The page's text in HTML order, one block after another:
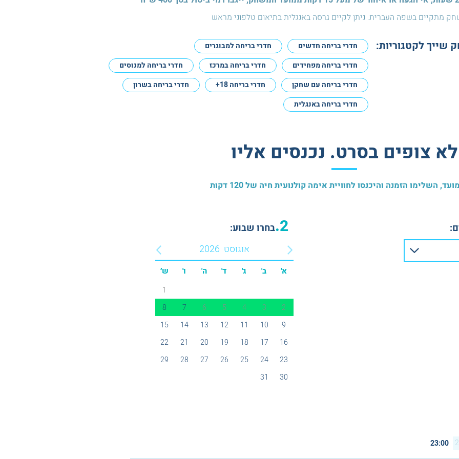
מתקיים בשפה העברית. ניתן לקיים גרסה באנגלית בתיאום טלפוני מראש
שייך לקטגוריות: חדרי בריחה חדשים
חדרי בריחה למבוגרים
חדרי בריחה מפחידים
חדרי בריחה במרכז
חדרי בריחה למנוסים
חדרי בריחה עם שחקן
חדרי בריחה 18+
חדרי בריחה בשרון
חדרי בריחה באנגלית
לא צופים בסרט. נכנסים אליו
השלימו הזמנה והיכנסו לחוויית אימה קולנועית חיה של 120 דקות
2. בחרו שבוע:
אוגוסט 2026
א' ב' ג' ד' ה' ו' ש׳
1
2
3
4
5
6
7
8
9
10
11
12
13
14
15
16
17
18
19
20
21
22
23
24
25
26
27
28
29
30
31
23:00